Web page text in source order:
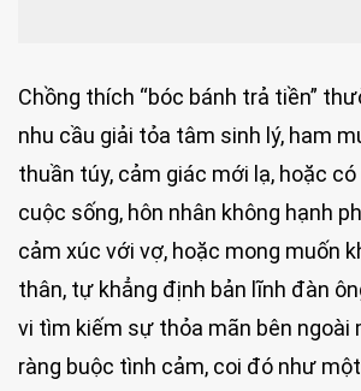
Chồng thích “bóc bánh trả tiền”
nhu cầu giải tỏa tâm sinh lý, ham
thuần túy, cảm giác mới lạ, hoặc
cuộc sống, hôn nhân không hạnh
cảm xúc với vợ, hoặc mong muốn
thân, tự khẳng định bản lĩnh đàn
vi tìm kiếm sự thỏa mãn bên ngoài
ràng buộc tình cảm, coi đó như